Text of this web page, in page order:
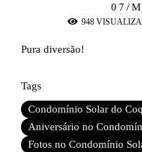
07/
948
Pura diversão!
Tags
Condomínio Solar do
Aniversário no
Fotos no Condomínio